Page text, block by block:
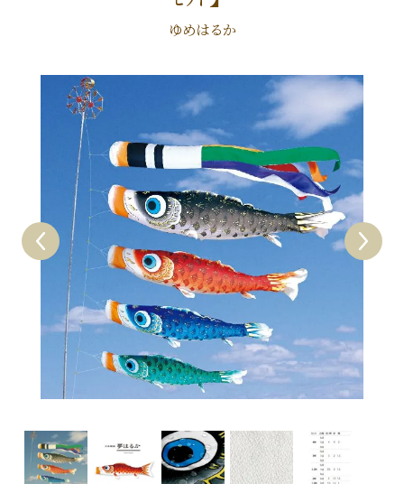
ゆめはるか